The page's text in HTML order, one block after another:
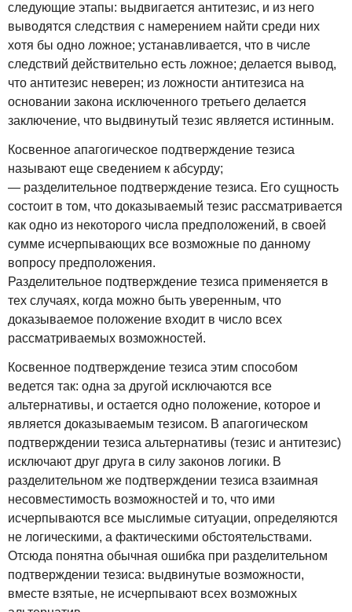
следующие этапы: выдвигается антитезис, и из него
выводятся следствия с намерением найти среди них
хотя бы одно ложное; устанавливается, что в числе
следствий действительно есть ложное; делается вывод,
что антитезис неверен; из ложности антитезиса на
основании закона исключенного третьего делается
заключение, что выдвинутый тезис является истинным.
Косвенное апагогическое подтверждение тезиса
называют еще сведением к абсурду;
— разделительное подтверждение тезиса. Его сущность
состоит в том, что доказываемый тезис рассматривается
как одно из некоторого числа предположений, в своей
сумме исчерпывающих все возможные по данному
вопросу предположения.
Разделительное подтверждение тезиса применяется в
тех случаях, когда можно быть уверенным, что
доказываемое положение входит в число всех
рассматриваемых возможностей.
Косвенное подтверждение тезиса этим способом
ведется так: одна за другой исключаются все
альтернативы, и остается одно положение, которое и
является доказываемым тезисом. В апагогическом
подтверждении тезиса альтернативы (тезис и антитезис)
исключают друг друга в силу законов логики. В
разделительном же подтверждении тезиса взаимная
несовместимость возможностей и то, что ими
исчерпываются все мыслимые ситуации, определяются
не логическими, а фактическими обстоятельствами.
Отсюда понятна обычная ошибка при разделительном
подтверждении тезиса: выдвинутые возможности,
вместе взятые, не исчерпывают всех возможных